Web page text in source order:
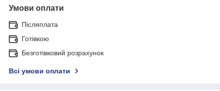
Умови оплати
Післяплата
Готівкою
Безготівковий розрахунок
Всі умови оплати